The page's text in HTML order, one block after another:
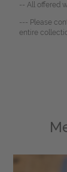
-- All offered
--- Please
entire